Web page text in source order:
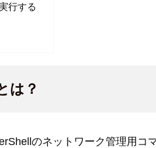
行する
は？
のネットワーク管理用コ